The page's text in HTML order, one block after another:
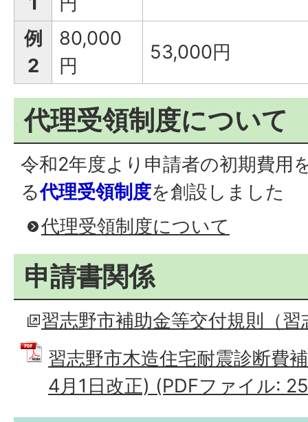
例
2
80,000
円
53,000円
代理受領制度について
令和2年度より申請者の初期費用
る代理受領制度を創設しました
代理受領制度について
申請書関係
習志野市補助金等交付規則（
習志野市木造住宅耐震診断費
4月1日改正) (PDFファイル: